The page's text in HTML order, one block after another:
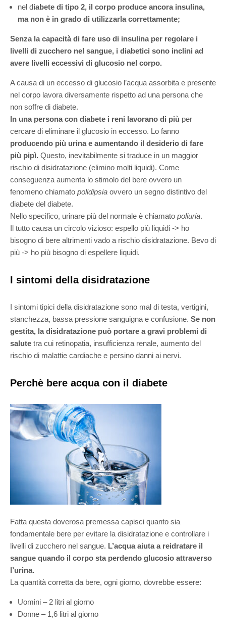
nel diabete di tipo 2, il corpo produce ancora insulina,
ma non è in grado di utilizzarla correttamente;
Senza la capacità di fare uso di insulina per regolare i
livelli di zucchero nel sangue, i diabetici sono inclini ad
avere livelli eccessivi di glucosio nel corpo.
A causa di un eccesso di glucosio l’acqua assorbita e presente
nel corpo lavora diversamente rispetto ad una persona che
non soffre di diabete.
In una persona con diabete i reni lavorano di più per
cercare di eliminare il glucosio in eccesso. Lo fanno
producendo più urina e aumentando il desiderio di fare
più pipì. Questo, inevitabilmente si traduce in un maggior
rischio di disidratazione (elimino molti liquidi). Come
conseguenza aumenta lo stimolo del bere ovvero un
fenomeno chiamato polidipsia ovvero un segno distintivo del
diabete del diabete.
Nello specifico, urinare più del normale è chiamato poliuria.
Il tutto causa un circolo vizioso: espello più liquidi -> ho
bisogno di bere altrimenti vado a rischio disidratazione. Bevo di
più -> ho più bisogno di espellere liquidi.
I sintomi della disidratazione
I sintomi tipici della disidratazione sono mal di testa, vertigini,
stanchezza, bassa pressione sanguigna e confusione. Se non
gestita, la disidratazione può portare a gravi problemi di
salute tra cui retinopatia, insufficienza renale, aumento del
rischio di malattie cardiache e persino danni ai nervi.
Perchè bere acqua con il diabete
Fatta questa doverosa premessa capisci quanto sia
fondamentale bere per evitare la disidratazione e controllare i
livelli di zucchero nel sangue. L’acqua aiuta a reidratare il
sangue quando il corpo sta perdendo glucosio attraverso
l’urina.
La quantità corretta da bere, ogni giorno, dovrebbe essere:
Uomini – 2 litri al giorno
Donne – 1,6 litri al giorno